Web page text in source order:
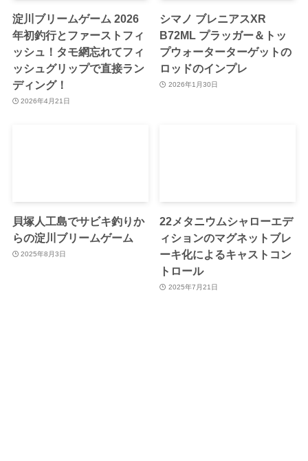
淀川ブリームゲーム 2026
年初釣行とファーストフィ
ッシュ！タモ網忘れてフィ
ッシュグリップで直接ラン
ディング！
2026年4月21日
シマノ ブレニアスXR
B72ML プラッガー＆トッ
プウォーターターゲットの
ロッドのインプレ
2026年1月30日
貝塚人工島でサビキ釣りか
らの淀川ブリームゲーム
2025年8月3日
22メタニウムシャローエデ
ィションのマグネットブレ
ーキ化によるキャストコン
トロール
2025年7月21日